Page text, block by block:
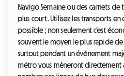
Navigo Semaine ou des carnets de
plus court. Utilisez les transports
possible ; non seulement c'est
souvent le moyen le plus rapide de
surtout pendant un événement
métro vous mèneront directement